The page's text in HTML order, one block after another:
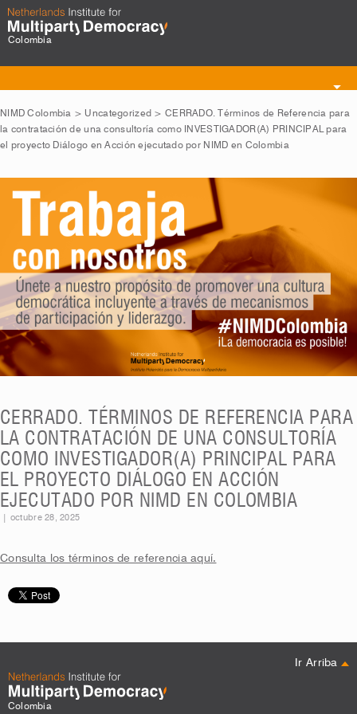
Colombia
Toggle
navigation
NIMD Colombia > Uncategorized > CERRADO. Términos de Referencia para
la contratación de una consultoría como INVESTIGADOR(A) PRINCIPAL para
el proyecto Diálogo en Acción ejecutado por NIMD en Colombia
CERRADO. TÉRMINOS DE REFERENCIA PARA
LA CONTRATACIÓN DE UNA CONSULTORÍA
COMO INVESTIGADOR(A) PRINCIPAL PARA
EL PROYECTO DIÁLOGO EN ACCIÓN
EJECUTADO POR NIMD EN COLOMBIA
octubre 28, 2025
Consulta los términos de referencia aquí.
Ir Arriba
Colombia